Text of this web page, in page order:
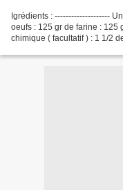
Igrédients : --------------------
oeufs : 125 gr de farine : 125
chimique ( facultatif ) : 1 1/2